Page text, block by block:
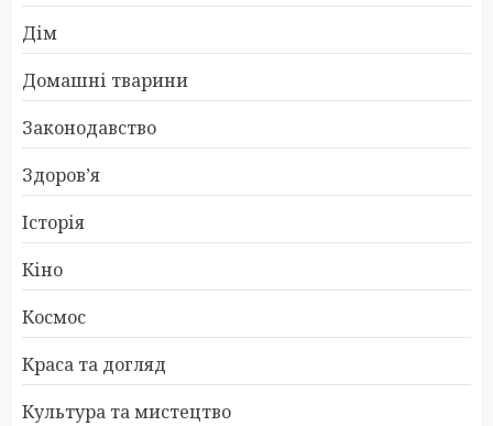
Дім
Домашні тварини
Законодавство
Здоров’я
Історія
Кіно
Космос
Краса та догляд
Культура та мистецтво